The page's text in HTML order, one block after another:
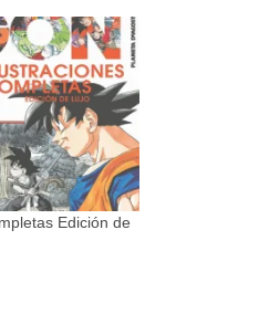
Edición de